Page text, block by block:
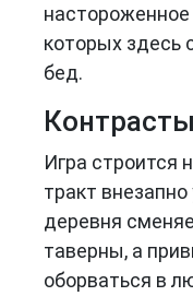
которых здесь
бед.
Игра строится
тракт внезапно
деревня
таверны, а
оборваться в